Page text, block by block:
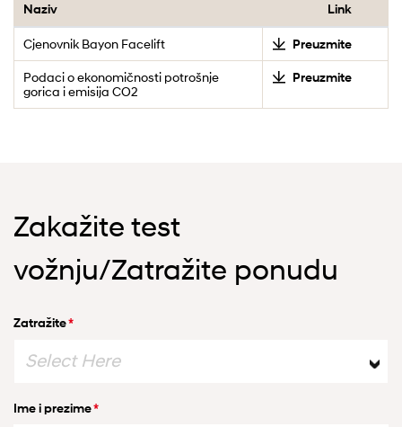
Naziv Link
Cjenovnik Bayon Facelift Preuzmite
Podaci o ekonomičnosti potrošnje
gorica i emisija CO2
Preuzmite
Zakažite test
vožnju/Zatražite ponudu
Zatražite*
Select Here
Ime i prezime*